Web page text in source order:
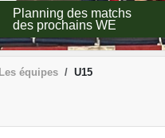
Planning des matchs
des prochains WE
Les équipes U15